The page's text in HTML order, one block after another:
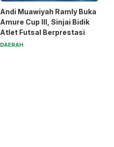
Andi Muawiyah Ramly Buka
Amure Cup III, Sinjai Bidik
Atlet Futsal Berprestasi
DAERAH